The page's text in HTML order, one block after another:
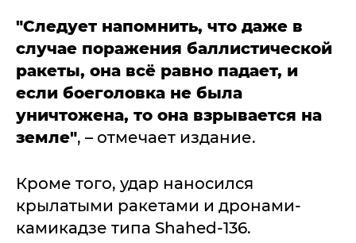
"Следует напомнить, что даже в
случае поражения баллистической
ракеты, она всё равно падает, и
если боеголовка не была
уничтожена, то она взрывается на
земле", – отмечает издание.
Кроме того, удар наносился
крылатыми ракетами и дронами-
камикадзе типа Shahed-136.